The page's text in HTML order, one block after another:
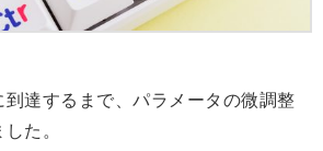
達するまで、パラメータの微調整
た。